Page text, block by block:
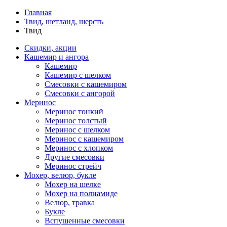
Главная
Твид, шетланд, шерсть
Твид
Скидки, акции
Кашемир и ангора
Кашемир
Кашемир с шелком
Смесовки с кашемиром
Смесовки с ангорой
Меринос
Меринос тонкий
Меринос толстый
Меринос с шелком
Меринос с кашемиром
Меринос с хлопком
Другие смесовки
Меринос стрейч
Мохер, велюр, букле
Мохер на шелке
Мохер на полиамиде
Велюр, травка
Букле
Вспушенные смесовки